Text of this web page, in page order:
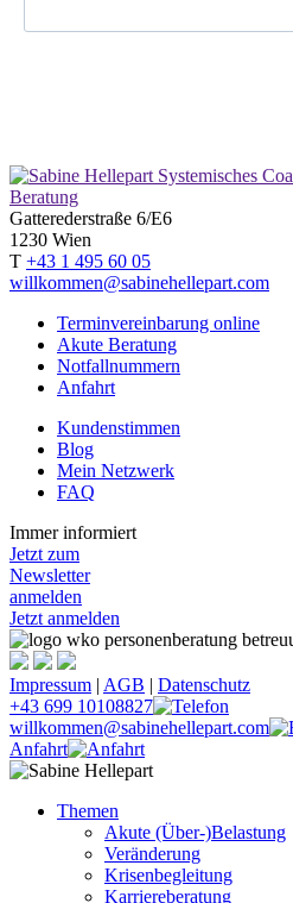
Gatterederstraße 6/E6
1230 Wien
T +43 1 495 60 05
willkommen@sabinehellepart.com
Terminvereinbarung online
Akute Beratung
Notfallnummern
Anfahrt
Kundenstimmen
Blog
Mein Netzwerk
FAQ
Immer informiert
Jetzt zum
Newsletter
anmelden
Jetzt anmelden
Impressum | AGB | Datenschutz
+43 699 10108827
willkommen@sabinehellepart.com
Anfahrt
Themen
Akute (Über-)Belastung
Veränderung
Krisenbegleitung
Karriereberatung